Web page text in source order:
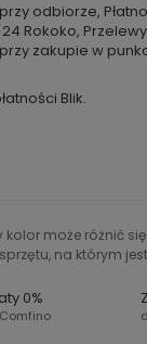
odbiorze,
Rokoko,
zakupie w
Blik.
kolor może różnić
na którym
0%